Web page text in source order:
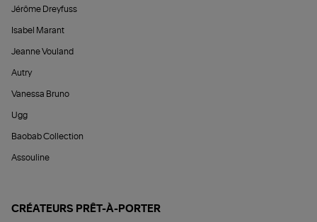
Jérôme Dreyfuss
Isabel Marant
Jeanne Vouland
Autry
Vanessa Bruno
Ugg
Baobab Collection
Assouline
CRÉATEURS PRÊT-À-PORTER